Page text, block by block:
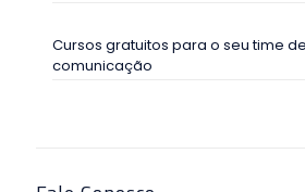
Cursos gratuitos para o seu time de
comunicação